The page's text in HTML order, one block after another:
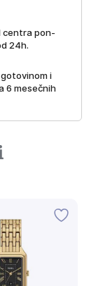
centra pon-
24h.
i
6 mesečnih